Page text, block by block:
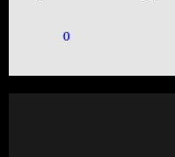
k
0